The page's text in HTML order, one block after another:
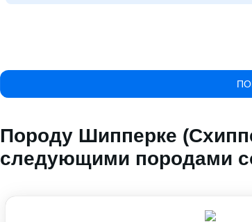
Породу Шипперке
следующими породами